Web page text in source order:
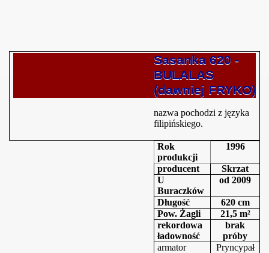
Sasanka 620 -
BULALAS
(dawniej FRYKO)
nazwa pochodzi z języka
filipińskiego.
Rok
produkcji
1996
producent
Skrzat
U
Buraczków
od 2009
Długość
620 cm
Pow. Żagli
21,5 m²
rekordowa
ładowność
brak
próby
armator
Pryncypał